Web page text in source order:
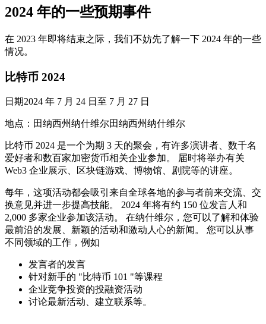
2024 年的一些预期事件
在 2023 年即将结束之际，我们不妨先了解一下 2024 年的一些
情况。
比特币 2024
日期2024 年 7 月 24 日至 7 月 27 日
地点：田纳西州纳什维尔田纳西州纳什维尔
比特币 2024 是一个为期 3 天的聚会，有许多演讲者、数千名
爱好者和数百家加密货币相关企业参加。 届时将举办有关
Web3 企业展示、区块链游戏、博物馆、剧院等的讲座。
每年，这项活动都会吸引来自全球各地的参与者前来交流、交
换意见并进一步提高技能。 2024 年将有约 150 位发言人和
2,000 多家企业参加该活动。 在纳什维尔，您可以了解和体验
最前沿的发展、新颖的活动和激动人心的新闻。 您可以从事
不同领域的工作，例如
发言者的发言
针对新手的 "比特币 101 "等课程
企业竞争投资的投融资活动
讨论最新活动、建立联系等。